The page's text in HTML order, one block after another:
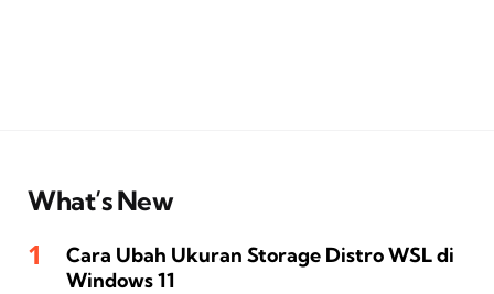
What’s New
Cara Ubah Ukuran Storage Distro WSL di
Windows 11